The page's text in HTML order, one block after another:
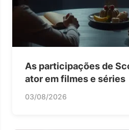
As participações de
ator em filmes e séries
03/08/2026